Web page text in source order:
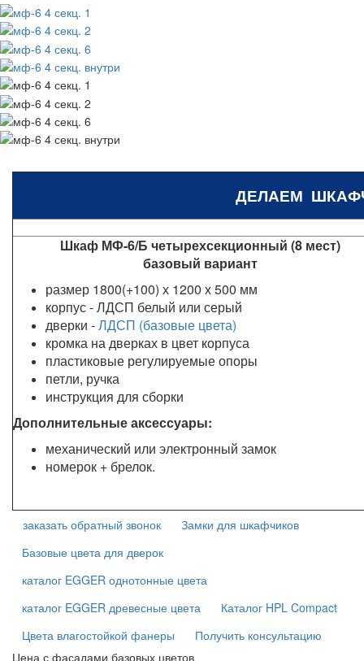
ДЕЛАЕМ
Шкаф МФ-6/Б четырехсекционный (8 мест)
базовый вариант
размер 1800(+100) х 1200 х 500 мм
корпус - ЛДСП белый или серый
дверки -ЛДСП (базовые цвета)
кромка на дверках в цвет корпуса
пластиковые регулируемые опоры
петли, ручка
инструкция для сборки
Дополнительные аксессуары:
механический или электронный замок
номерок + брелок.
заказать обратный звонок
Замки для шкафчиков
Базовые цвета для дверок
каталог EGGER однотонные цвета
каталог EGGER древесные цвета
Каталог HPL Compact
Цвета влагостойкой фанеры
Получить консультацию
Цена с фасадами базовых цветов